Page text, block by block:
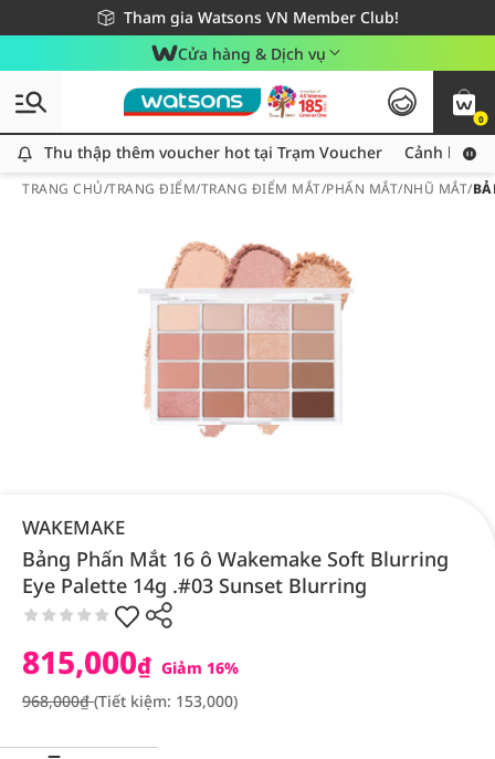
Tham gia Watsons VN Member Club!
Miễn phí giao hàng cho đơn hàng từ 249,000Đ
Giao hàng nhanh 24h - Áp dụng khu vực TP. Hồ Chí Minh
Cửa hàng & Dịch vụ
0
Thu thập thêm voucher hot tại Trạm Voucher
Thu thập thêm voucher hot tại Trạm Voucher Cảnh báo
TRANG CHỦ/TRANG ĐIỂM/TRANG ĐIỂM MẮT/PHẤN MẮT/NHŨ MẮT/
WAKEMAKE
Bảng Phấn Mắt 16 ô Wakemake Soft Blurring
Eye Palette 14g .#03 Sunset Blurring
815,000₫ Giảm 16%
968,000₫(Tiết kiệm: 153,000)